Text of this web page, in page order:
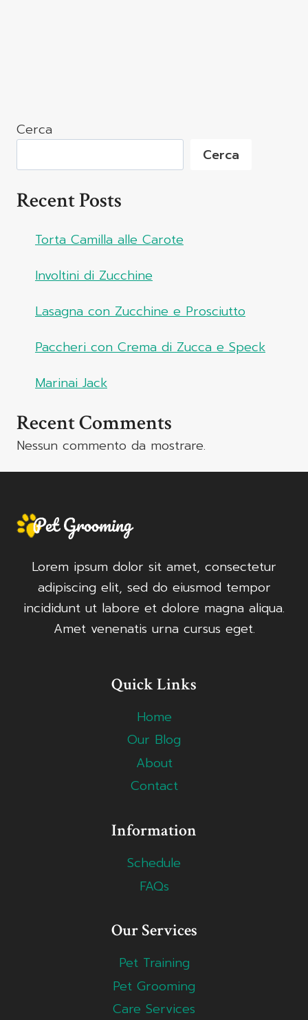
Cerca
Cerca
Recent Posts
Torta Camilla alle Carote
Involtini di Zucchine
Lasagna con Zucchine e Prosciutto
Paccheri con Crema di Zucca e Speck
Marinai Jack
Recent Comments
Nessun commento da mostrare.
Lorem ipsum dolor sit amet, consectetur
adipiscing elit, sed do eiusmod tempor
incididunt ut labore et dolore magna aliqua.
Amet venenatis urna cursus eget.
Quick Links
Home
Our Blog
About
Contact
Information
Schedule
FAQs
Our Services
Pet Training
Pet Grooming
Care Services